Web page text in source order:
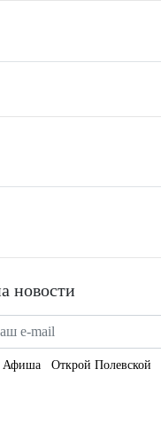
новости
Афиша Открой Полевской